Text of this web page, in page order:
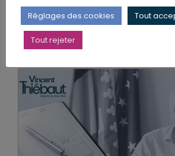
Lire l’article
Réglages des cookies Tout
Tout rejeter